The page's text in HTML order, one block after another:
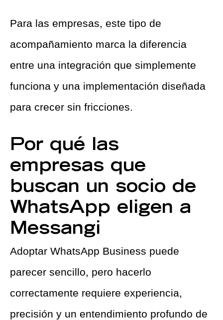
Para las empresas, este tipo de
acompañamiento marca la diferencia
entre una integración que simplemente
funciona y una implementación diseñada
para crecer sin fricciones.
Por qué las
empresas que
buscan un socio de
WhatsApp eligen a
Messangi
Adoptar WhatsApp Business puede
parecer sencillo, pero hacerlo
correctamente requiere experiencia,
precisión y un entendimiento profundo de